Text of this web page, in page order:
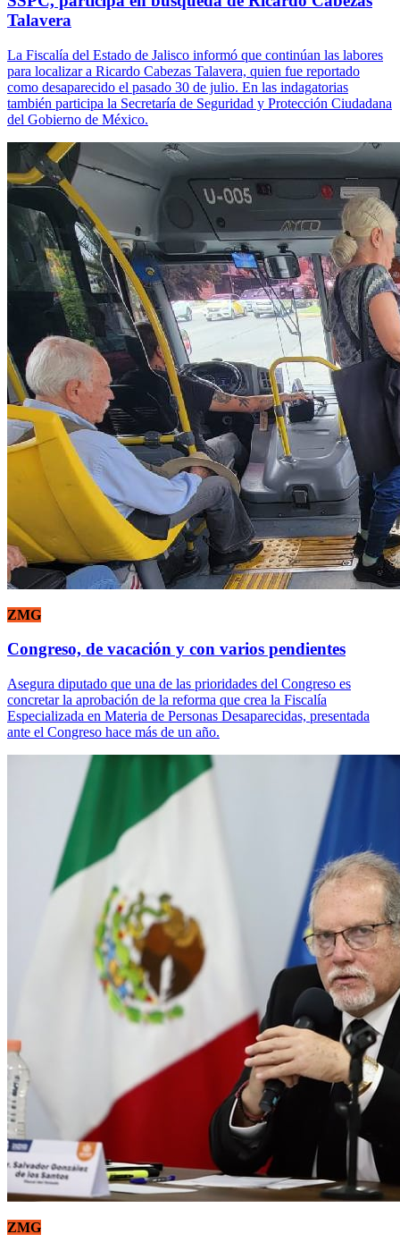
Talavera
La Fiscalía del Estado de Jalisco informó que continúan las labores
para localizar a Ricardo Cabezas Talavera, quien fue reportado
como desaparecido el pasado 30 de julio. En las indagatorias
también participa la Secretaría de Seguridad y Protección Ciudadana
del Gobierno de México.
ZMG
Congreso, de vacación y con varios pendientes
Asegura diputado que una de las prioridades del Congreso es
concretar la aprobación de la reforma que crea la Fiscalía
Especializada en Materia de Personas Desaparecidas, presentada
ante el Congreso hace más de un año.
ZMG